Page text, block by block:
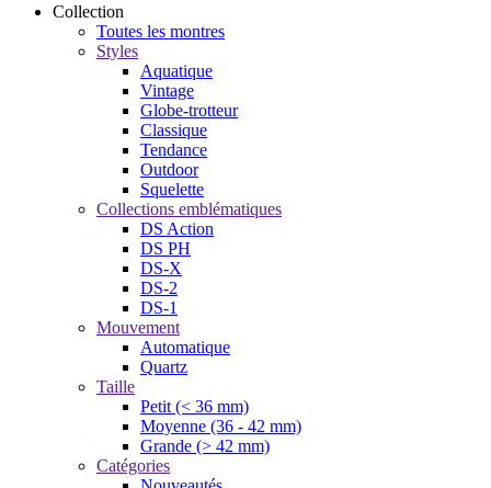
Collection
Toutes les montres
Styles
Aquatique
Vintage
Globe-trotteur
Classique
Tendance
Outdoor
Squelette
Collections emblématiques
DS Action
DS PH
DS-X
DS-2
DS-1
Mouvement
Automatique
Quartz
Taille
Petit (< 36 mm)
Moyenne (36 - 42 mm)
Grande (> 42 mm)
Catégories